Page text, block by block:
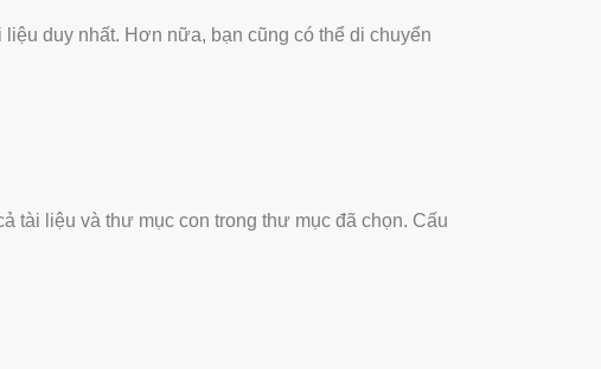
duy nhất. Hơn nữa, bạn cũng có thể di chuyển
tài liệu và thư mục con trong thư mục đã chọn. Cấu